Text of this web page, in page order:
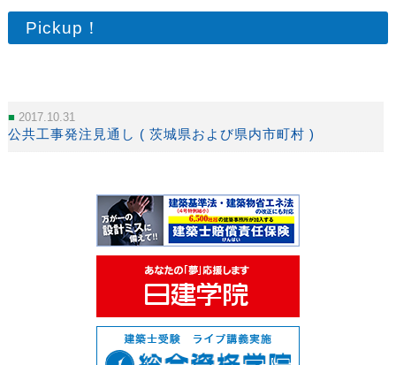
Pickup！
2017.10.31
公共工事発注見通し ( 茨城県および県内市町村 )